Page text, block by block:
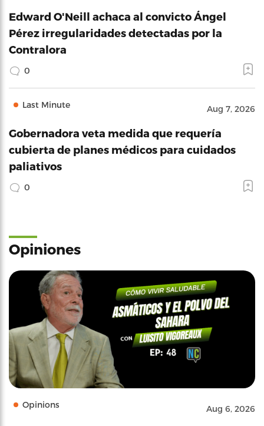
Edward O'Neill achaca al convicto Ángel
Pérez irregularidades detectadas por la
Contralora
0
Last Minute Aug 7, 2026
Gobernadora veta medida que requería
cubierta de planes médicos para cuidados
paliativos
0
Opiniones
Opinions Aug 6, 2026